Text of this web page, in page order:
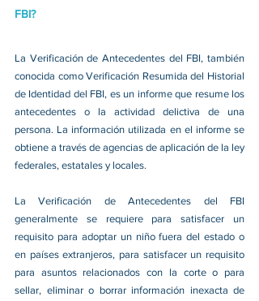
FBI?
La Verificación de Antecedentes del FBI, también
conocida como Verificación Resumida del Historial
de Identidad del FBI, es un informe que resume los
antecedentes o la actividad delictiva de una
persona. La información utilizada en el informe se
obtiene a través de agencias de aplicación de la ley
federales, estatales y locales.
La Verificación de Antecedentes del FBI
generalmente se requiere para satisfacer un
requisito para adoptar un niño fuera del estado o
en países extranjeros, para satisfacer un requisito
para asuntos relacionados con la corte o para
sellar, eliminar o borrar información inexacta de